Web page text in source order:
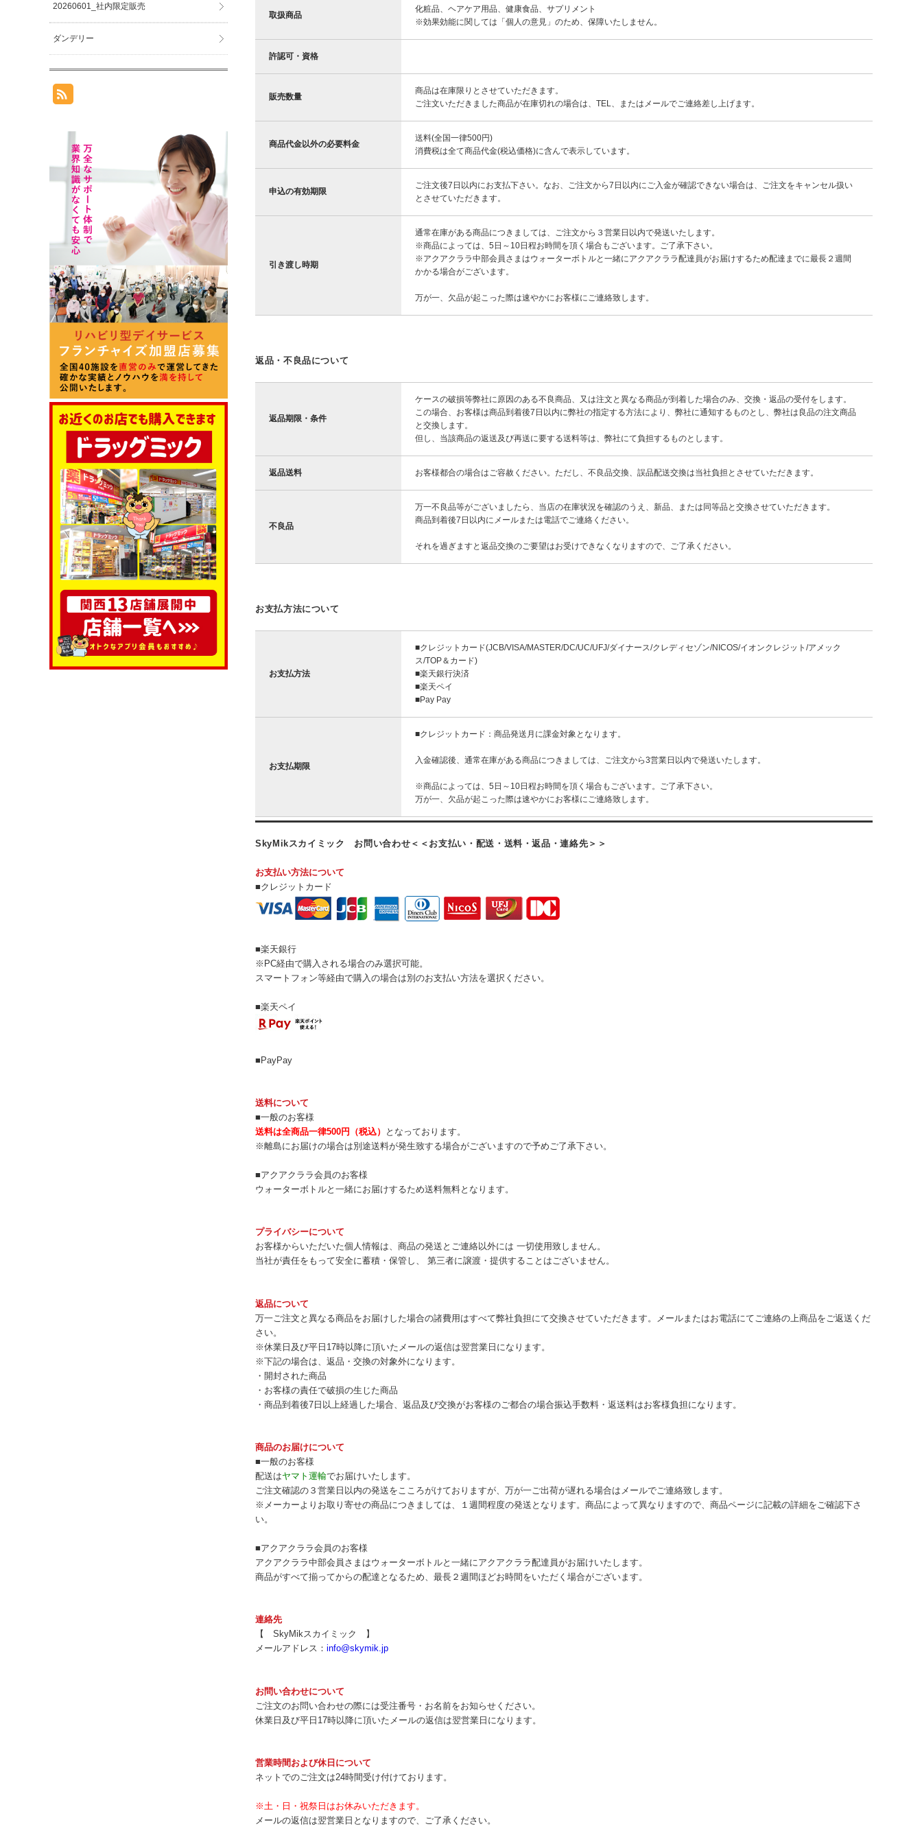
取扱商品
化粧品、ヘアケア用品、健康食品、サプリメント
※効果効能に関しては「個人の意見」のため、保障いたしません。
許認可・資格
販売数量
商品は在庫限りとさせていただきます。
ご注文いただきました商品が在庫切れの場合は、TEL、またはメールでご連絡差し上げます。
商品代金以外の必要料金
送料(全国一律500円)
消費税は全て商品代金(税込価格)に含んで表示しています。
申込の有効期限
ご注文後7日以内にお支払下さい。なお、ご注文から7日以内にご入金が確認できない場合は、ご注文をキャンセル扱い
とさせていただきます。
引き渡し時期
通常在庫がある商品につきましては、ご注文から３営業日以内で発送いたします。
※商品によっては、5日～10日程お時間を頂く場合もございます。ご了承下さい。
※アクアクララ中部会員さまはウォーターボトルと一緒にアクアクララ配達員がお届けするため配達までに最長２週間
かかる場合がございます。
万が一、欠品が起こった際は速やかにお客様にご連絡致します。
返品・不良品について
返品期限・条件
ケースの破損等弊社に原因のある不良商品、又は注文と異なる商品が到着した場合のみ、交換・返品の受付をします。
この場合、お客様は商品到着後7日以内に弊社の指定する方法により、弊社に通知するものとし、弊社は良品の注文商品
と交換します。
但し、当該商品の返送及び再送に要する送料等は、弊社にて負担するものとします。
返品送料 お客様都合の場合はご容赦ください。ただし、不良品交換、誤品配送交換は当社負担とさせていただきます。
不良品
万一不良品等がございましたら、当店の在庫状況を確認のうえ、新品、または同等品と交換させていただきます。
商品到着後7日以内にメールまたは電話でご連絡ください。
それを過ぎますと返品交換のご要望はお受けできなくなりますので、ご了承ください。
お支払方法について
お支払方法
■クレジットカード(JCB/VISA/MASTER/DC/UC/UFJ/ダイナース/クレディセゾン/NICOS/イオンクレジット/アメック
ス/TOP＆カード)
■楽天銀行決済
■楽天ペイ
■Pay Pay
お支払期限
■クレジットカード：商品発送月に課金対象となります。
入金確認後、通常在庫がある商品につきましては、ご注文から3営業日以内で発送いたします。
※商品によっては、5日～10日程お時間を頂く場合もございます。ご了承下さい。
万が一、欠品が起こった際は速やかにお客様にご連絡致します。
SkyMikスカイミック お問い合わせ＜＜お支払い・配送・送料・返品・連絡先＞＞
お支払い方法について
■クレジットカード
■楽天銀行
※PC経由で購入される場合のみ選択可能。
スマートフォン等経由で購入の場合は別のお支払い方法を選択ください。
■楽天ペイ
■PayPay
送料について
■一般のお客様
送料は全商品一律500円（税込）
となっております。
※離島にお届けの場合は別途送料が発生致する場合がございますので予めご了承下さい。
■アクアクララ会員のお客様
ウォーターボトルと一緒にお届けするため送料無料となります。
プライバシーについて
お客様からいただいた個人情報は、商品の発送とご連絡以外には 一切使用致しません。
当社が責任をもって安全に蓄積・保管し、 第三者に譲渡・提供することはございません。
返品について
万一ご注文と異なる商品をお届けした場合の諸費用はすべて弊社負担にて交換させていただきます。メールまたはお電話にてご連絡の上商品をご返送くだ
さい。
※休業日及び平日17時以降に頂いたメールの返信は翌営業日になります。
※下記の場合は、返品・交換の対象外になります。
・開封された商品
・お客様の責任で破損の生じた商品
・商品到着後7日以上経過した場合、返品及び交換がお客様のご都合の場合振込手数料・返送料はお客様負担になります。
商品のお届けについて
■一般のお客様
配送はヤマト運輸でお届けいたします。
ご注文確認の３営業日以内の発送をこころがけておりますが、万が一ご出荷が遅れる場合はメールでご連絡致します。
※メーカーよりお取り寄せの商品につきましては、１週間程度の発送となります。商品によって異なりますので、商品ページに記載の詳細をご確認下さ
い。
■アクアクララ会員のお客様
アクアクララ中部会員さまはウォーターボトルと一緒にアクアクララ配達員がお届けいたします。
商品がすべて揃ってからの配達となるため、最長２週間ほどお時間をいただく場合がございます。
連絡先
【 SkyMikスカイミック 】
メールアドレス： info@skymik.jp
お問い合わせについて
ご注文のお問い合わせの際には受注番号・お名前をお知らせください。
休業日及び平日17時以降に頂いたメールの返信は翌営業日になります。
営業時間および休日について
ネットでのご注文は24時間受け付けております。
※土・日・祝祭日はお休みいただきます。
メールの返信は翌営業日となりますので、ご了承ください。
20260601_社内限定販売
ダンデリー